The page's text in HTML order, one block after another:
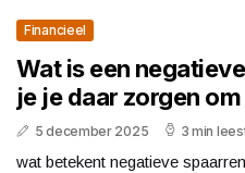
Financieel
Wat is een
je je daar zorgen
5 december 2025 3 min
wat betekent negatieve